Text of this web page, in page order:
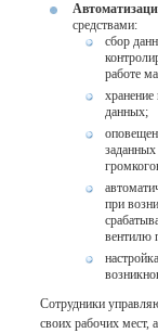
средствами:
сбор
работе
данных;
при
вентилю
Сотрудники
своих рабочих мест,